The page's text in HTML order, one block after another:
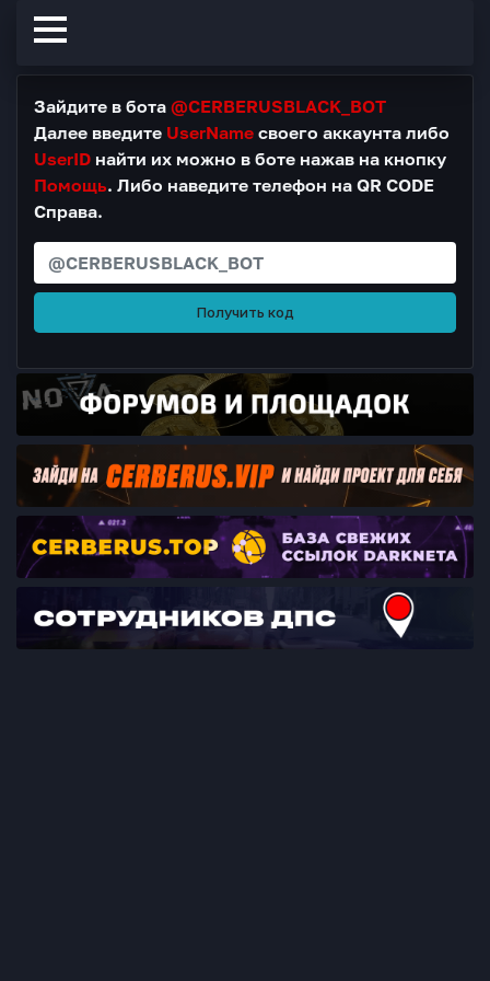
Зайдите в бота @CERBERUSBLACK_BOT
Далее введите UserName своего аккаунта либо
UserID найти их можно в боте нажав на кнопку
Помощь. Либо наведите телефон на QR CODE
Справа.
Получить код